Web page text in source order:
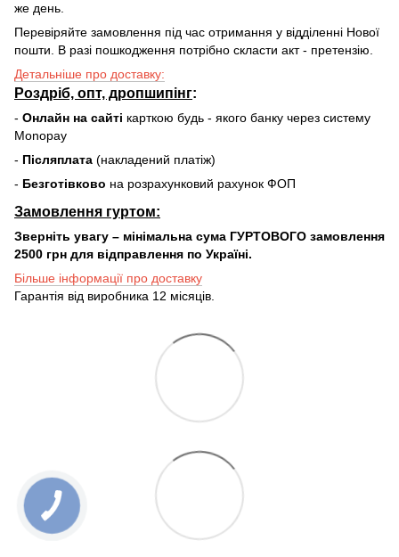
же день.
Перевіряйте замовлення під час отримання у відділенні Нової
пошти. В разі пошкодження потрібно скласти акт - претензію.
Детальніше про доставку:
Роздріб, опт, дропшипінг:
- Онлайн на сайті карткою будь - якого банку через систему
Monopay
- Післяплата (накладений платіж)
- Безготівково на розрахунковий рахунок ФОП
Замовлення гуртом:
Зверніть увагу – мінімальна сума ГУРТОВОГО замовлення
2500 грн для відправлення по Україні.
Більше інформації про доставку
Гарантія від виробника 12 місяців.